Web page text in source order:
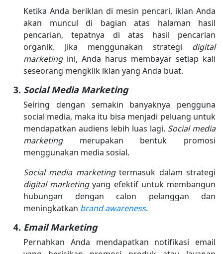
Ketika Anda beriklan di mesin pencari, iklan Anda
akan muncul di bagian atas halaman hasil
pencarian, tepatnya di atas hasil pencarian
organik. Jika menggunakan strategi digital
marketing ini, Anda harus membayar setiap kali
seseorang mengklik iklan yang Anda buat.
Social Media Marketing
Seiring dengan semakin banyaknya pengguna
social media, maka itu bisa menjadi peluang untuk
mendapatkan audiens lebih luas lagi. Social media
marketing merupakan bentuk promosi
menggunakan media sosial.
Social media marketingtermasuk dalam strategi
digital marketingyang efektif untuk membangun
hubungan dengan calon pelanggan dan
meningkatkan brand awareness.
Email Marketing
Pernahkan Anda mendapatkan notifikasi email